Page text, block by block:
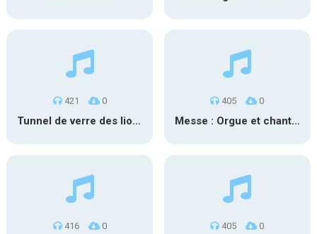
421 0
Tunnel de verre des lions du zoo de Thoiry
405 0
Messe : Orgue et chant 3
416 0 405 0